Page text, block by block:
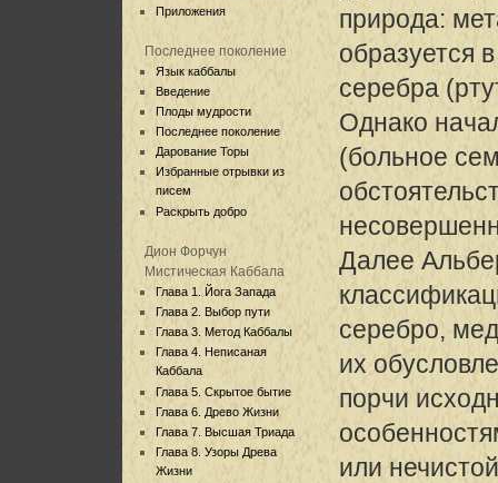
Приложения
Последнее поколение
Язык каббалы
Введение
Плоды мудрости
Последнее поколение
Дарование Торы
Избранные отрывки из
писем
Раскрыть добро
Дион Форчун
Мистическая Каббала
Глава 1. Йога Запада
Глава 2. Выбор пути
Глава 3. Метод Каббалы
Глава 4. Неписаная
Каббала
Глава 5. Скрытое бытие
Глава 6. Древо Жизни
Глава 7. Высшая Триада
Глава 8. Узоры Древа
Жизни
природа:
образуется
серебра
Однако
(больное
Далее
серебро,
их
порчи
или